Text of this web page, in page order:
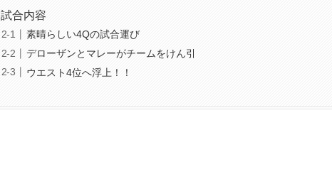
試合内容
素晴らしい4Qの試合運び
デローザンとマレーがチームをけん引
ウエスト4位へ浮上！！